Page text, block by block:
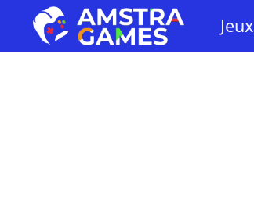
Jeux